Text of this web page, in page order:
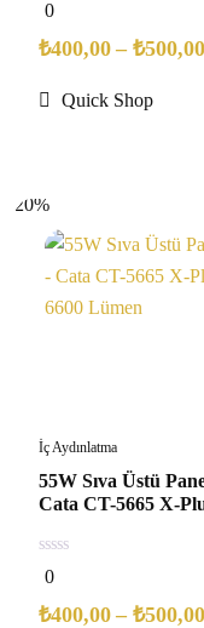
out
of
5
0
₺400,00 – ₺500,00
Quick Shop
20%
İç Aydınlatma
55W Sıva Üstü
Cata CT-5665 X-
0
out
5
0
₺400,00 – ₺500,00